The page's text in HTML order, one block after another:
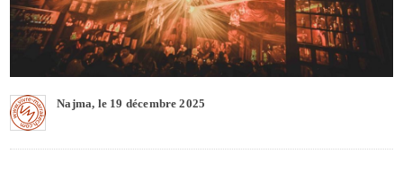
Najma, le 19 décembre 2025